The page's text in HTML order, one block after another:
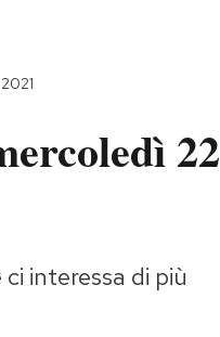
22
interessa di più